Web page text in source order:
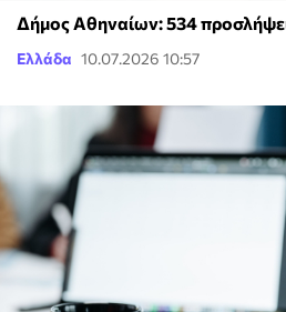
Δήμος Αθηναίων: 534
Ελλάδα 10.07.2026 10:57